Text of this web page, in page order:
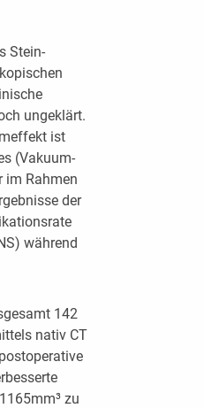
Stein-
ungeklärt.
ist
(Vakuum-
im Rahmen
der
während
142
nativ CT
zu